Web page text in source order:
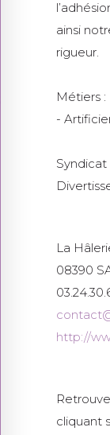
ainsi
rigueur.
Métiers :
-
La
08390
http://
cliquant